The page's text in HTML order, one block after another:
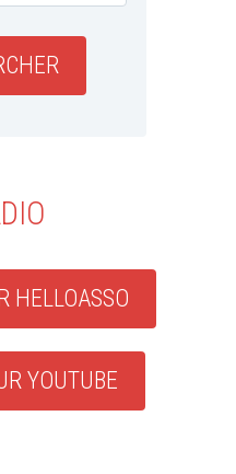
HELLOASSO
YOUTUBE